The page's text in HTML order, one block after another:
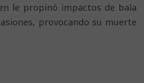
le propinó impactos de bala
provocando su muerte